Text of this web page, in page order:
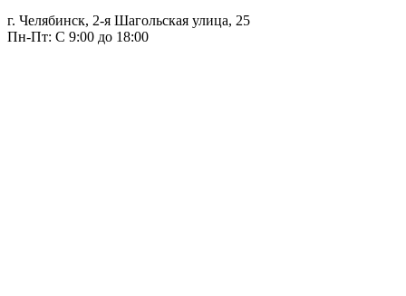
г. Челябинск, 2-я Шагольская улица, 25
Пн-Пт: С 9:00 до 18:00